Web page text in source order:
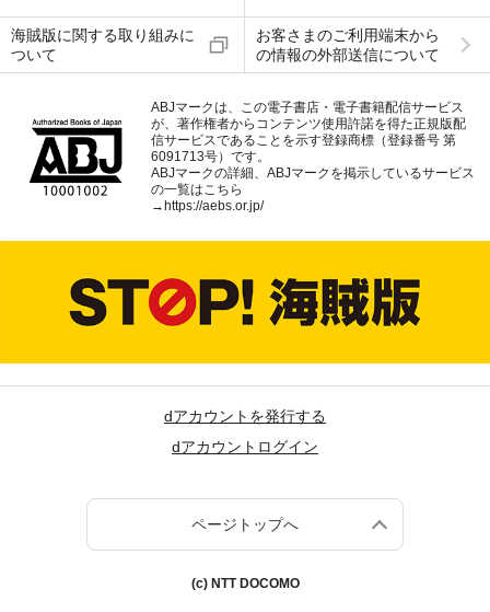
海賊版に関する取り組みに
ついて
お客さまのご利用端末から
の情報の外部送信について
ABJマークは、この電子書店・電子書籍配信サービス
が、著作権者からコンテンツ使用許諾を得た正規版配
信サービスであることを示す登録商標（登録番号 第
6091713号）です。
ABJマークの詳細、ABJマークを掲示しているサービス
の一覧はこちら
→ https://aebs.or.jp/
dアカウントを発行する
dアカウントログイン
ページトップへ
(c) NTT DOCOMO